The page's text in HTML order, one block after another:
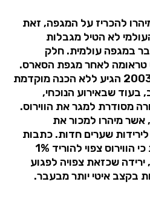
להכריז על המגפה, זאת
לא הטיל מגבלות
במגפה עולמית. חלק
טראומה לאחר מגפת הסארס.
יחד עם זאת, הסארס ב- 2003 הגיע ללא הכנה מוקדמת
בעוד שבאירוע הנוכחי,
מסודרת למגר את הווירוס.
מיהרו למכור את
שערים חדות. כתבות
שונות שהתפרסמו טוענות כי הווירוס צפוי להוריד 1%
מהצמיחה בסין ב- 2020, ירידה שכזאת צפויה לפגוע
בקצב איטי יותר מבעבר.